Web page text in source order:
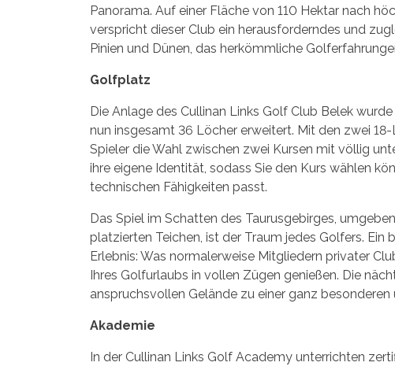
Panorama. Auf einer Fläche von 110 Hektar nach
verspricht dieser Club ein herausforderndes und
Pinien und Dünen, das herkömmliche
Golfplatz
Die Anlage des Cullinan Links Golf Club Belek
nun insgesamt 36 Löcher erweitert. Mit den zwei
Spieler die Wahl zwischen zwei Kursen mit völlig
ihre eigene Identität, sodass Sie den Kurs wählen
technischen Fähigkeiten passt.
Das Spiel im Schatten des Taurusgebirges,
platzierten Teichen, ist der Traum jedes Golfers.
Erlebnis: Was normalerweise Mitgliedern privater
Ihres Golfurlaubs in vollen Zügen genießen. Die
anspruchsvollen Gelände zu einer ganz
Akademie
In der Cullinan Links Golf Academy unterrichten